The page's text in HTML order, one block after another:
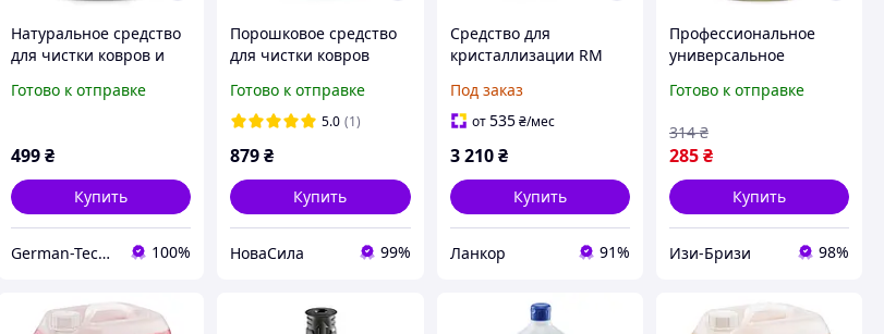
Натуральное средство
для чистки ковров и
62962370
Готово к отправке
499₴
Купить
German-Technics 100%
Порошковое средство
для чистки ковров
760 CarpetPro, 0.8кг
Готово к отправке
5.0 (1)
879₴
Купить
НоваСила 99%
Средство для
кристаллизации RM
Под заказ
от535 ₴/мес
3 210 ₴
Купить
Ланкор 91%
Профессиональное
универсальное
Karcher RM 626, 1л
Готово к отправке
285₴
314 ₴
Купить
Изи-Бризи 98%